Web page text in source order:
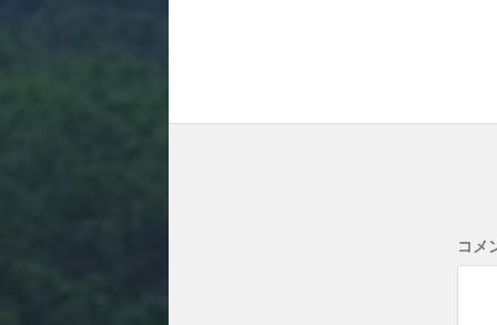
コメ